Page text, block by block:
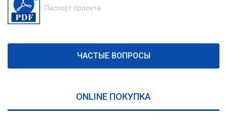
Паспорт проекта
ЧАСТЫЕ ВОПРОСЫ
ONLINE ПОКУПКА